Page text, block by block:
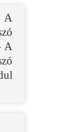
A
A